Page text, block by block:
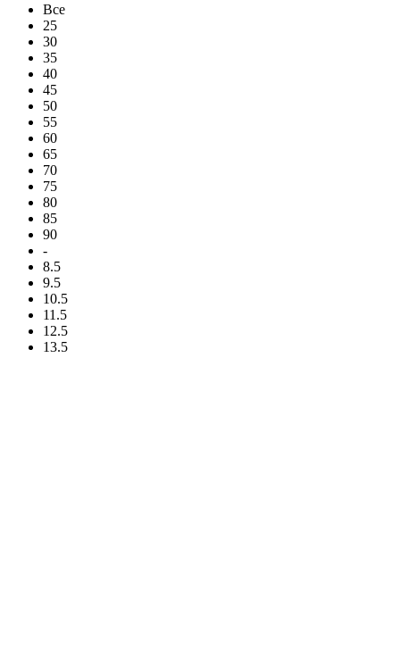
Все
25
30
35
40
45
50
55
60
65
70
75
80
85
90
-
8.5
9.5
10.5
11.5
12.5
13.5